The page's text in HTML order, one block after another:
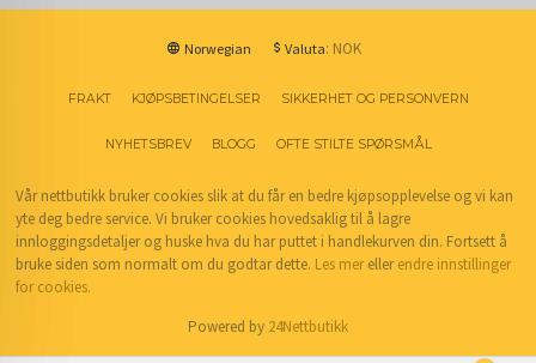
Norwegian Valuta: NOK
FRAKT KJØPSBETINGELSER SIKKERHET OG PERSONVERN
NYHETSBREV BLOGG OFTE STILTE SPØRSMÅL
Vår nettbutikk bruker cookies slik at du får en bedre kjøpsopplevelse og vi kan
yte deg bedre service. Vi bruker cookies hovedsaklig til å lagre
innloggingsdetaljer og huske hva du har puttet i handlekurven din. Fortsett å
bruke siden som normalt om du godtar dette. Les merellerendre innstillinger
for cookies.
Powered by 24Nettbutikk